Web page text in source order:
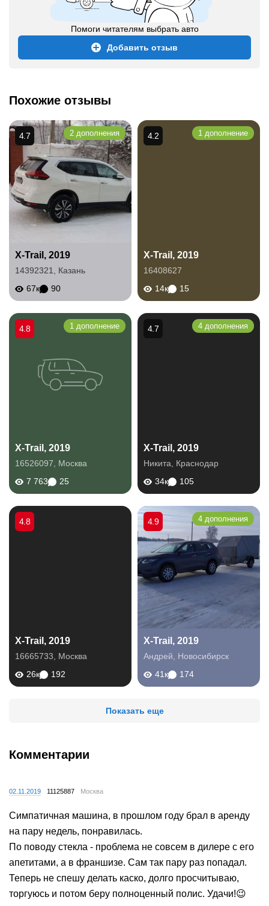
Помоги читателям выбрать авто
Добавить отзыв
Похожие отзывы
X-Trail, 2019
14392321
Казань
67к
90
4.7 2 дополнения
X-Trail, 2019
16408627
14к
15
4.2 1 дополнение
X-Trail, 2019
16526097
Москва
7 763
25
4.8 1 дополнение
X-Trail, 2019
Никита
Краснодар
34к
105
4.7 4 дополнения
X-Trail, 2019
16665733
Москва
26к
192
4.8
X-Trail, 2019
Андрей
Новосибирск
41к
174
4.9 4 дополнения
Показать еще
Комментарии
02.11.2019 11125887 Москва
Симпатичная машина, в прошлом году брал в аренду
на пару недель, понравилась.
По поводу стекла - проблема не совсем в дилере с его
апетитами, а в франшизе. Сам так пару раз попадал.
Теперь не спешу делать каско, долго просчитываю,
торгуюсь и потом беру полноценный полис. Удачи!😉